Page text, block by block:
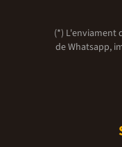
(*) L'enviament
de Whatsapp,